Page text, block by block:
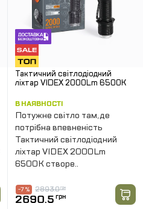
Тактичний світлодіодний
ліхтар VIDEX 2000Lm 6500K
В НАЯВНОСТІ
Потужне світло там, де
потрібна впевненість
Тактичний світлодіодний
ліхтар VIDEX 2000Lm
6500K створе..
2893.0грн
-7 %
2690.5 грн